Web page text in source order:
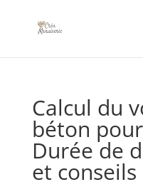
Calcul du
béton
Durée de
et conseils